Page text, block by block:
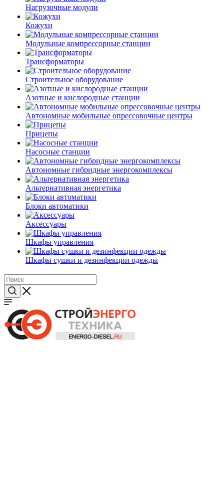
Нагрузочные модули
Кожухи
Модульные компрессорные станции
Трансформаторы
Строительное оборудование
Азотные и кислородные станции
Автономные мобильные опрессовочные центры
Прицепы
Насосные станции
Автономные гибридные энергокомплексы
Альтернативная энергетика
Блоки автоматики
Аксессуары
Шкафы управления
Шкафы сушки и дезинфекции одежды